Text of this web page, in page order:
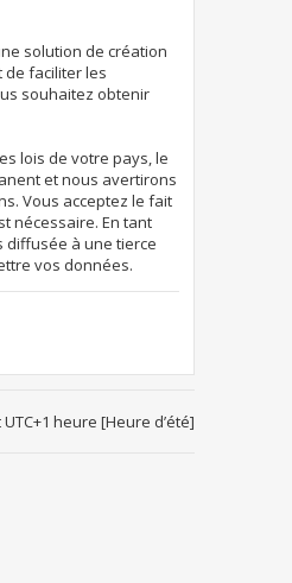
solution de création
de faciliter les
souhaitez obtenir
lois de votre pays, le
et nous avertirons
Vous acceptez le fait
nécessaire. En tant
diffusée à une tierce
vos données.
heure [Heure d’été]